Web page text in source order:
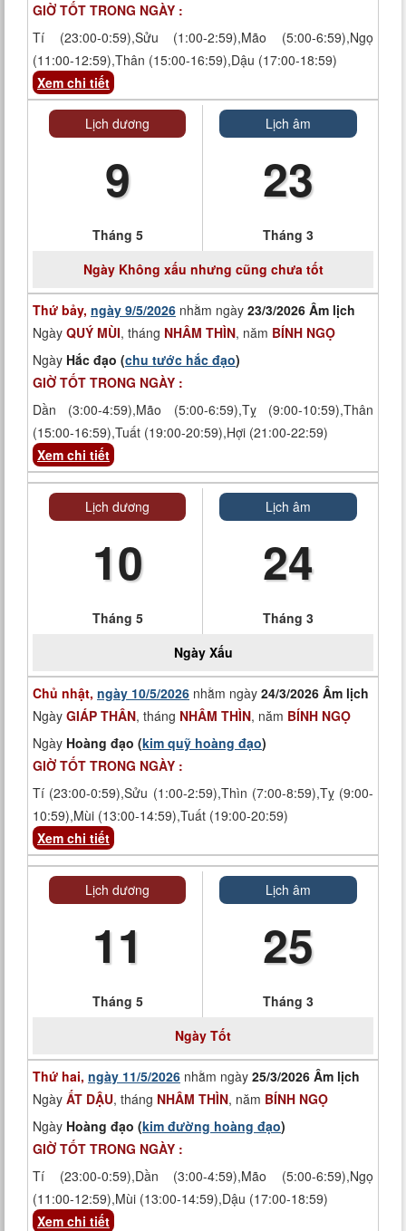
GIỜ TỐT TRONG NGÀY :
Tí (23:00-0:59),Sửu (1:00-2:59),Mão (5:00-6:59),Ngọ
(11:00-12:59),Thân (15:00-16:59),Dậu (17:00-18:59)
Xem chi tiết
Lịch dương
9
Tháng 5
Lịch âm
23
Tháng 3
NgàyKhông xấu nhưng cũng chưa tốt
Thứ bảy, ngày 9/5/2026 nhằm ngày 23/3/2026 Âm lịch
Ngày QUÝ MÙI, tháng NHÂM THÌN, năm BÍNH NGỌ
Ngày Hắc đạo (chu tước hắc đạo)
GIỜ TỐT TRONG NGÀY :
Dần (3:00-4:59),Mão (5:00-6:59),Tỵ (9:00-10:59),Thân
(15:00-16:59),Tuất (19:00-20:59),Hợi (21:00-22:59)
Xem chi tiết
Lịch dương
10
Tháng 5
Lịch âm
24
Tháng 3
Ngày Xấu
Chủ nhật, ngày 10/5/2026 nhằm ngày 24/3/2026 Âm lịch
Ngày GIÁP THÂN, tháng NHÂM THÌN, năm BÍNH NGỌ
Ngày Hoàng đạo (kim quỹ hoàng đạo)
GIỜ TỐT TRONG NGÀY :
Tí (23:00-0:59),Sửu (1:00-2:59),Thìn (7:00-8:59),Tỵ (9:00-
10:59),Mùi (13:00-14:59),Tuất (19:00-20:59)
Xem chi tiết
Lịch dương
11
Tháng 5
Lịch âm
25
Tháng 3
Ngày Tốt
Thứ hai, ngày 11/5/2026 nhằm ngày 25/3/2026 Âm lịch
Ngày ẤT DẬU, tháng NHÂM THÌN, năm BÍNH NGỌ
Ngày Hoàng đạo (kim đường hoàng đạo)
GIỜ TỐT TRONG NGÀY :
Tí (23:00-0:59),Dần (3:00-4:59),Mão (5:00-6:59),Ngọ
(11:00-12:59),Mùi (13:00-14:59),Dậu (17:00-18:59)
Xem chi tiết